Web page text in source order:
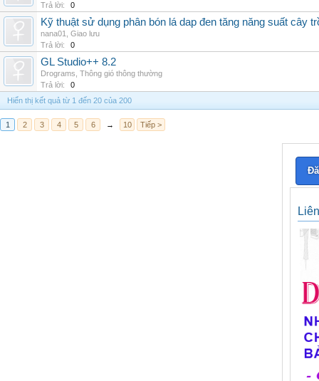
Trả lời:
0
Kỹ thuật sử dụng phân bón lá dap đen tăng năng suất cây
nana01
Giao lưu
Trả lời:
0
GL Studio++ 8.2
Drograms Thông gió thông thường
Trả lời:
0
Hiển thị kết quả từ 1 đến 20 của 200
1 2 3 4 5 6 → 10 Tiếp >